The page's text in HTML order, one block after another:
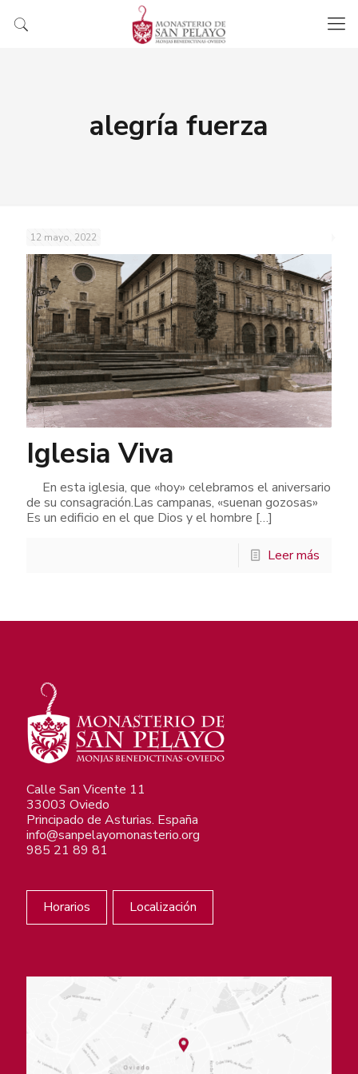
alegría fuerza
12 mayo, 2022
Iglesia Viva
En esta iglesia, que «hoy» celebramos el aniversario
de su consagración.Las campanas, «suenan gozosas»
Es un edificio en el que Dios y el hombre […]
Leer más
Calle San Vicente 11
33003 Oviedo
Principado de Asturias. España
info@sanpelayomonasterio.org
985 21 89 81
Horarios Localización